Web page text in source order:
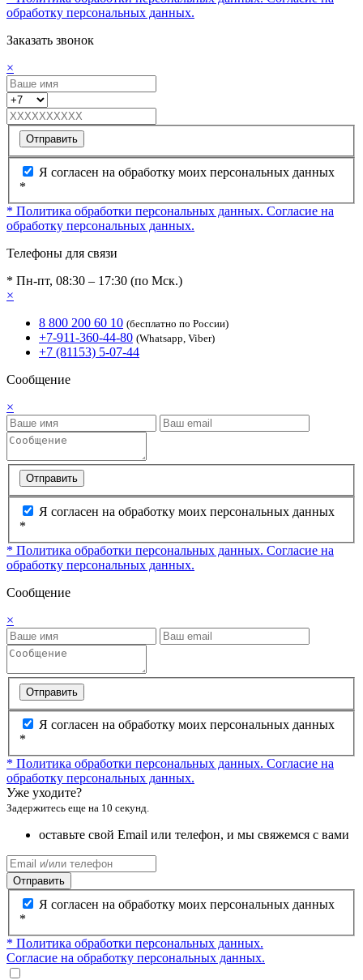
обработку персональных данных.
Заказать звонок
×
Отправить
Я согласен на обработку моих персональных данных
*
* Политика обработки персональных данных. Согласие на
обработку персональных данных.
Телефоны для связи
* Пн-пт, 08:30 – 17:30 (по Мск.)
×
8 800 200 60 10 (бесплатно по России)
+7-911-360-44-80 (Whatsapp, Viber)
+7 (81153) 5-07-44
Сообщение
×
Отправить
Я согласен на обработку моих персональных данных
*
* Политика обработки персональных данных. Согласие на
обработку персональных данных.
Сообщение
×
Отправить
Я согласен на обработку моих персональных данных
*
* Политика обработки персональных данных. Согласие на
обработку персональных данных.
Уже уходите?
Задержитесь еще на 10 секунд.
оставьте свой Email или телефон, и мы свяжемся с вами
Отправить
Я согласен на обработку моих персональных данных
*
* Политика обработки персональных данных.
Согласие на обработку персональных данных.